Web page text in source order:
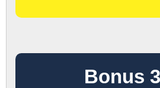
Bonus